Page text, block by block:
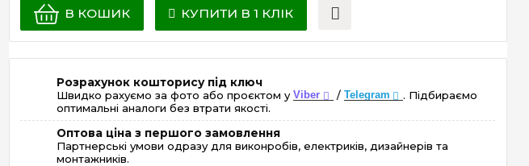
В КОШИК КУПИТИ В 1 КЛІК
Розрахунок кошторису під ключ
Швидко рахуємо за фото або проєктом уViber / Telegram
. Підбираємо
оптимальні аналоги без втрати якості.
Оптова ціна з першого замовлення
Партнерські умови одразу для виконробів, електриків, дизайнерів та
монтажників.